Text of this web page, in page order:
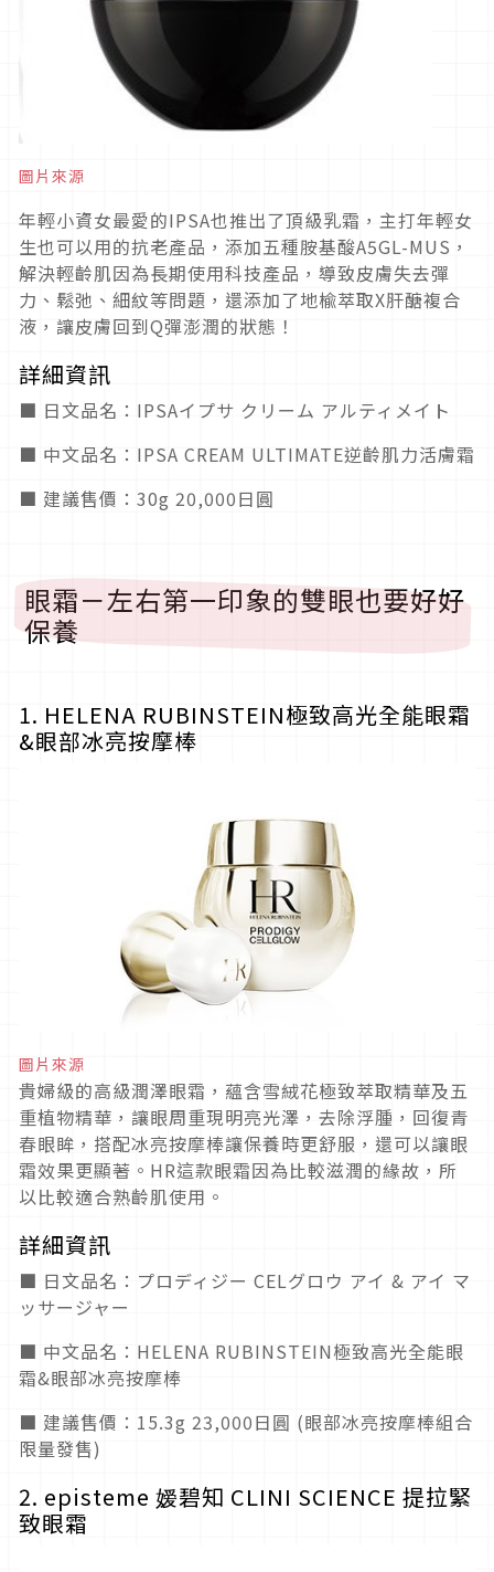
圖片來源
年輕小資女最愛的IPSA也推出了頂級乳霜，主打年輕女
生也可以用的抗老產品，添加五種胺基酸A5GL-MUS，
解決輕齡肌因為長期使用科技產品，導致皮膚失去彈
力、鬆弛、細紋等問題，還添加了地楡萃取X肝醣複合
液，讓皮膚回到Q彈澎潤的狀態！
詳細資訊
■ 日文品名：IPSAイプサ クリーム アルティメイト
■ 中文品名：IPSA CREAM ULTIMATE逆齡肌力活膚霜
■ 建議售價：30g 20,000日圓
眼霜－左右第一印象的雙眼也要好好
保養
1. HELENA RUBINSTEIN極致高光全能眼霜
&眼部冰亮按摩棒
圖片來源
貴婦級的高級潤澤眼霜，蘊含雪絨花極致萃取精華及五
重植物精華，讓眼周重現明亮光澤，去除浮腫，回復青
春眼眸，搭配冰亮按摩棒讓保養時更舒服，還可以讓眼
霜效果更顯著。HR這款眼霜因為比較滋潤的緣故，所
以比較適合熟齡肌使用。
詳細資訊
■ 日文品名：プロディジー CELグロウ アイ & アイ マ
ッサージャー
■ 中文品名：HELENA RUBINSTEIN極致高光全能眼
霜&眼部冰亮按摩棒
■ 建議售價：15.3g 23,000日圓 (眼部冰亮按摩棒組合
限量發售)
2. episteme 嫒碧知 CLINI SCIENCE 提拉緊
致眼霜